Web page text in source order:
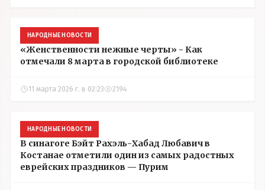
НАРОДНЫЕ НОВОСТИ
«Женственности нежные черты» - Как
отмечали 8 марта в городской библиотеке
11 марта 2026 г. в 02:23 2194
НАРОДНЫЕ НОВОСТИ
В синагоге Бэйт Рахэль-Хабад Любавич в
Костанае отметили один из самых радостных
еврейских праздников — Пурим